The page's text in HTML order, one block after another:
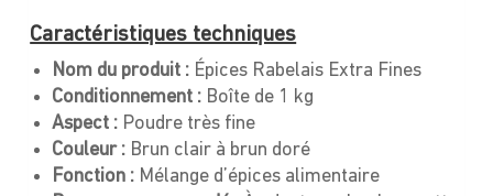
Caractéristiques techniques
Nom du produit : Épices Rabelais Extra Fines
Conditionnement : Boîte de 1 kg
Aspect : Poudre très fine
Couleur : Brun clair à brun doré
Fonction : Mélange d’épices alimentaire